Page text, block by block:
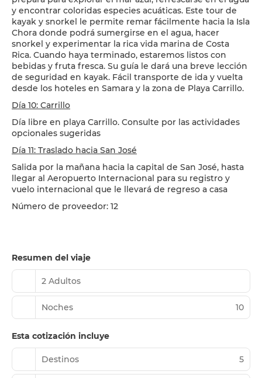
y encontrar coloridas especies acuáticas. Este tour de
kayak y snorkel le permite remar fácilmente hacia la Isla
Chora donde podrá sumergirse en el agua, hacer
snorkel y experimentar la rica vida marina de Costa
Rica. Cuando haya terminado, estaremos listos con
bebidas y fruta fresca. Su guía le dará una breve lección
de seguridad en kayak. Fácil transporte de ida y vuelta
desde los hoteles en Samara y la zona de Playa Carrillo.
Día 10: Carrillo
Día libre en playa Carrillo. Consulte por las actividades
opcionales sugeridas
Día 11: Traslado hacia San José
Salida por la mañana hacia la capital de San José, hasta
llegar al Aeropuerto Internacional para su registro y
vuelo internacional que le llevará de regreso a casa
Número de proveedor: 12
Resumen del viaje
2 Adultos
Noches 10
Esta cotización incluye
Destinos 5